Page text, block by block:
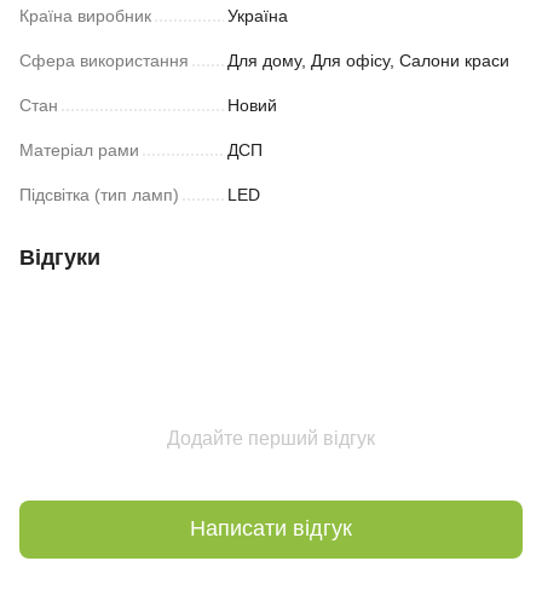
Країна виробник Україна
Сфера використання Для дому, Для офісу, Салони краси
Стан Новий
Матеріал рами ДСП
Підсвітка (тип ламп) LED
Відгуки
Додайте перший відгук
Написати відгук